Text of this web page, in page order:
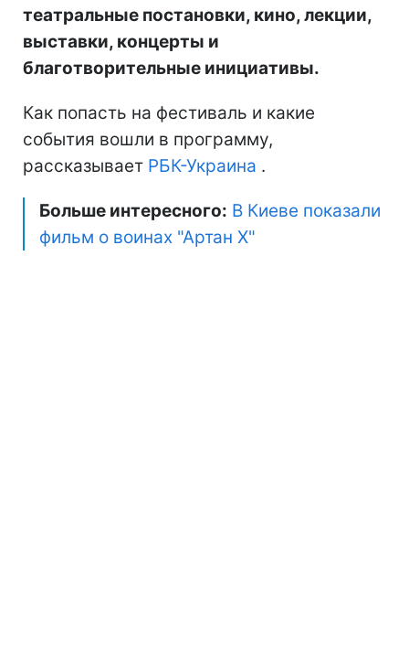
театральные постановки, кино, лекции,
выставки, концерты и
благотворительные инициативы.
Как попасть на фестиваль и какие
события вошли в программу,
рассказывает РБК-Украина .
Больше интересного: В Киеве показали
фильм о воинах "Артан Х"